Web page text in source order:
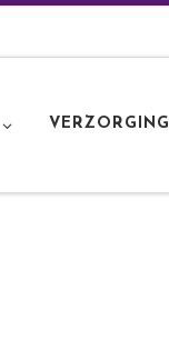
VERZORGING